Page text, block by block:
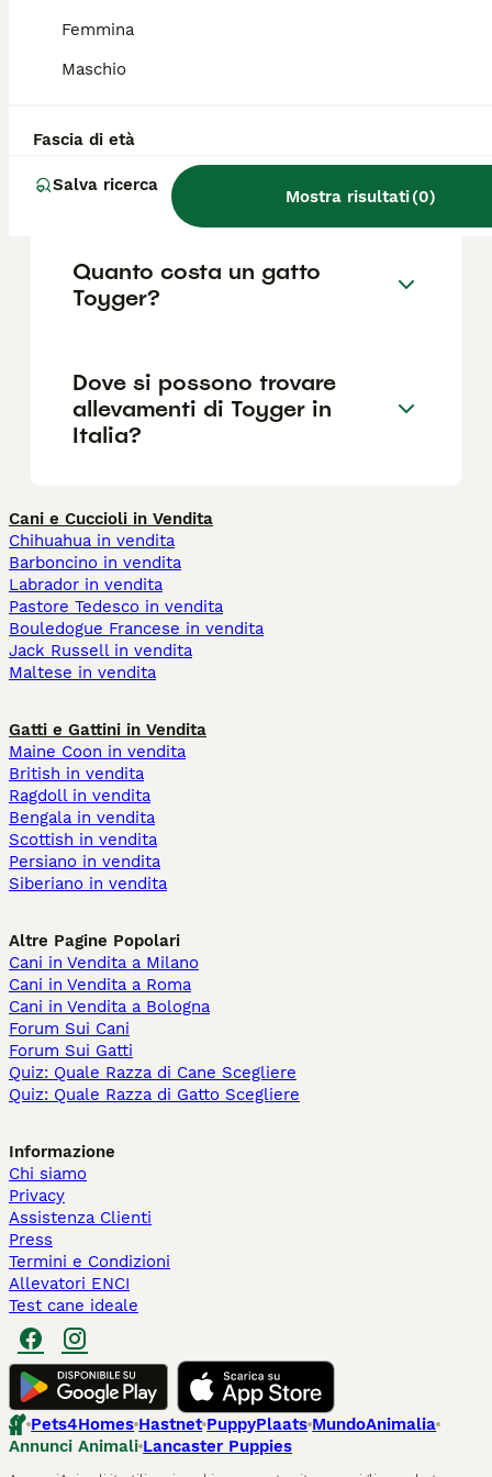
Femmina
Maschio
Fascia di età
Salva ricerca
Mostra risultati(0)
Qual è il carattere del gatto
Toyger quanto vive?
Quanto costa un gatto
Toyger?
Dove si possono trovare
allevamenti di Toyger in
Italia?
Cani e Cuccioli in Vendita
Chihuahua in vendita
Barboncino in vendita
Labrador in vendita
Pastore Tedesco in vendita
Bouledogue Francese in vendita
Jack Russell in vendita
Maltese in vendita
Gatti e Gattini in Vendita
Maine Coon in vendita
British in vendita
Ragdoll in vendita
Bengala in vendita
Scottish in vendita
Persiano in vendita
Siberiano in vendita
Altre Pagine Popolari
Cani in Vendita a Milano
Cani in Vendita a Roma
Cani in Vendita a Bologna
Forum Sui Cani
Forum Sui Gatti
Quiz: Quale Razza di Cane Scegliere
Quiz: Quale Razza di Gatto Scegliere
Informazione
Chi siamo
Privacy
Assistenza Clienti
Press
Termini e Condizioni
Allevatori ENCI
Test cane ideale
Pets4Homes Hastnet PuppyPlaats MundoAnimalia
Annunci Animali Lancaster Puppies